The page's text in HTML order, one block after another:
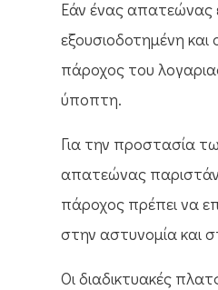
Εάν ένας απατεώνας
εξουσιοδοτημένη
πάροχος του
ύποπτη.
Για την προστασία
απατεώνας
πάροχος πρέπει να
στην αστυνομία και
Οι διαδικτυακές